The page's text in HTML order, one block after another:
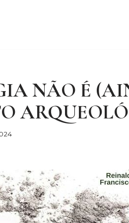
NÃO É